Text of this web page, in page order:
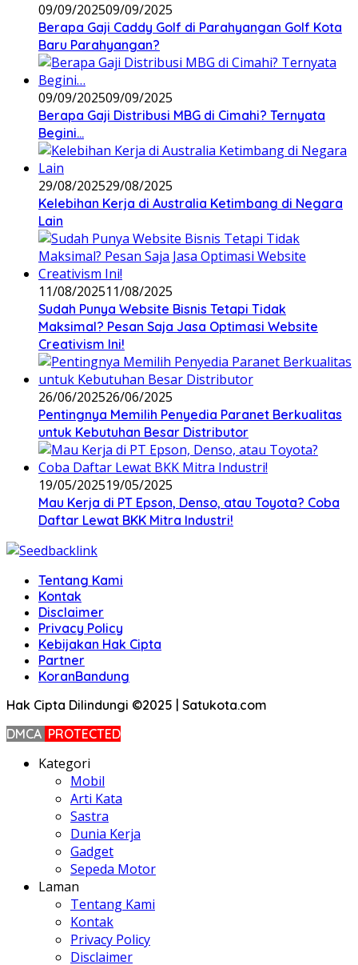
09/09/202509/09/2025
Berapa Gaji Caddy Golf di Parahyangan Golf Kota
Baru Parahyangan?
09/09/202509/09/2025
Berapa Gaji Distribusi MBG di Cimahi? Ternyata
Begini…
29/08/202529/08/2025
Kelebihan Kerja di Australia Ketimbang di Negara
Lain
11/08/202511/08/2025
Sudah Punya Website Bisnis Tetapi Tidak
Maksimal? Pesan Saja Jasa Optimasi Website
Creativism Ini!
26/06/202526/06/2025
Pentingnya Memilih Penyedia Paranet Berkualitas
untuk Kebutuhan Besar Distributor
19/05/202519/05/2025
Mau Kerja di PT Epson, Denso, atau Toyota? Coba
Daftar Lewat BKK Mitra Industri!
Tentang Kami
Kontak
Disclaimer
Privacy Policy
Kebijakan Hak Cipta
Partner
KoranBandung
Hak Cipta Dilindungi ©2025 | Satukota.com
DMCA PROTECTED
Kategori
Mobil
Arti Kata
Sastra
Dunia Kerja
Gadget
Sepeda Motor
Laman
Tentang Kami
Kontak
Privacy Policy
Disclaimer